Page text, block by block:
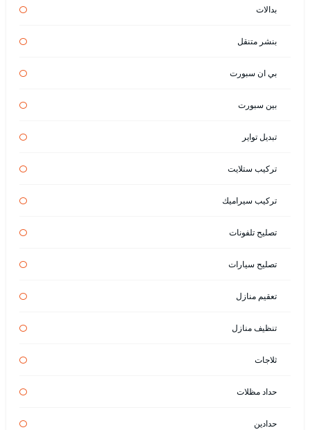
بدالات
بنشر متنقل
بي ان سبورت
بين سبورت
تبديل تواير
تركيب ستلايت
تركيب سيراميك
تصليح تلفونات
تصليح سيارات
تعقيم منازل
تنظيف منازل
ثلاجات
حداد مظلات
حدادين